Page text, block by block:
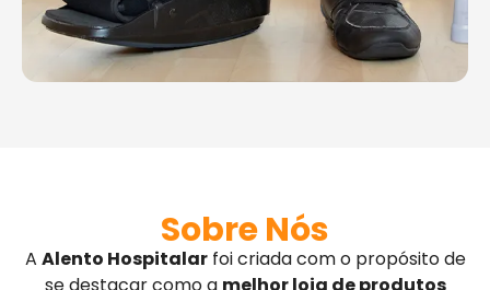
Sobre Nós
A Alento Hospitalarfoi criada com o propósito de